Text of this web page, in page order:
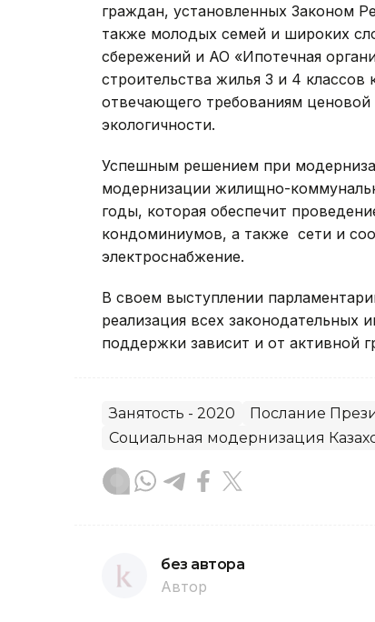
граждан, установленных Законом
также молодых семей и широких
сбережений и АО «Ипотечная
строительства жилья 3 и 4
отвечающего требованиям
экологичности.
Успешным решением при
модернизации жилищно-
годы, которая обеспечит
кондоминиумов, а также сети и
электроснабжение.
В своем выступлении
реализация всех
поддержки зависит и от активной
Занятость - 2020
Послание
Социальная модернизация
без автора
Автор